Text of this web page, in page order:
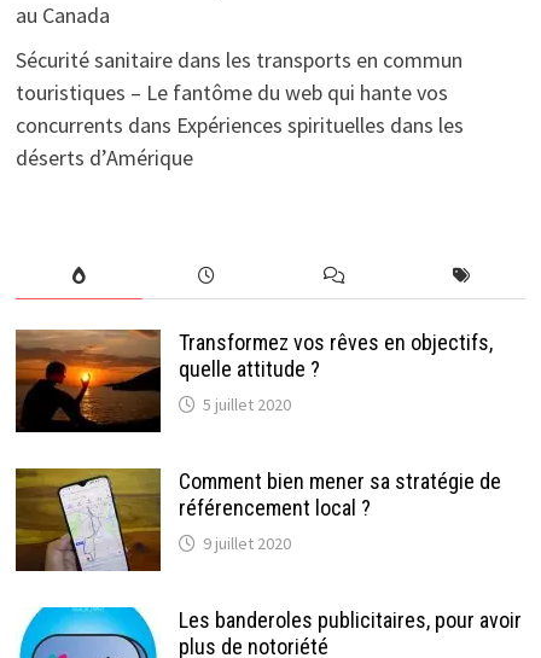
au Canada
Sécurité sanitaire dans les transports en commun
touristiques – Le fantôme du web qui hante vos
concurrents dans Expériences spirituelles dans les
déserts d’Amérique
Transformez vos rêves en objectifs,
quelle attitude ?
5 juillet 2020
Comment bien mener sa stratégie de
référencement local ?
9 juillet 2020
Les banderoles publicitaires, pour avoir
plus de notoriété